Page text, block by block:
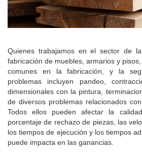
Quienes trabajamos en el sector de
fabricación de muebles, armarios y
comunes en la fabricación, y la
problemas incluyen pandeo,
dimensionales con la pintura,
de diversos problemas relacionados
Todos ellos pueden afectar la
porcentaje de rechazo de piezas, las
los tiempos de ejecución y los tiempos
puede impacta en las ganancias.